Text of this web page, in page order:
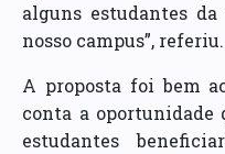
alguns estudantes
nosso campus”, referiu.
A proposta foi bem
conta a oportunidade
estudantes